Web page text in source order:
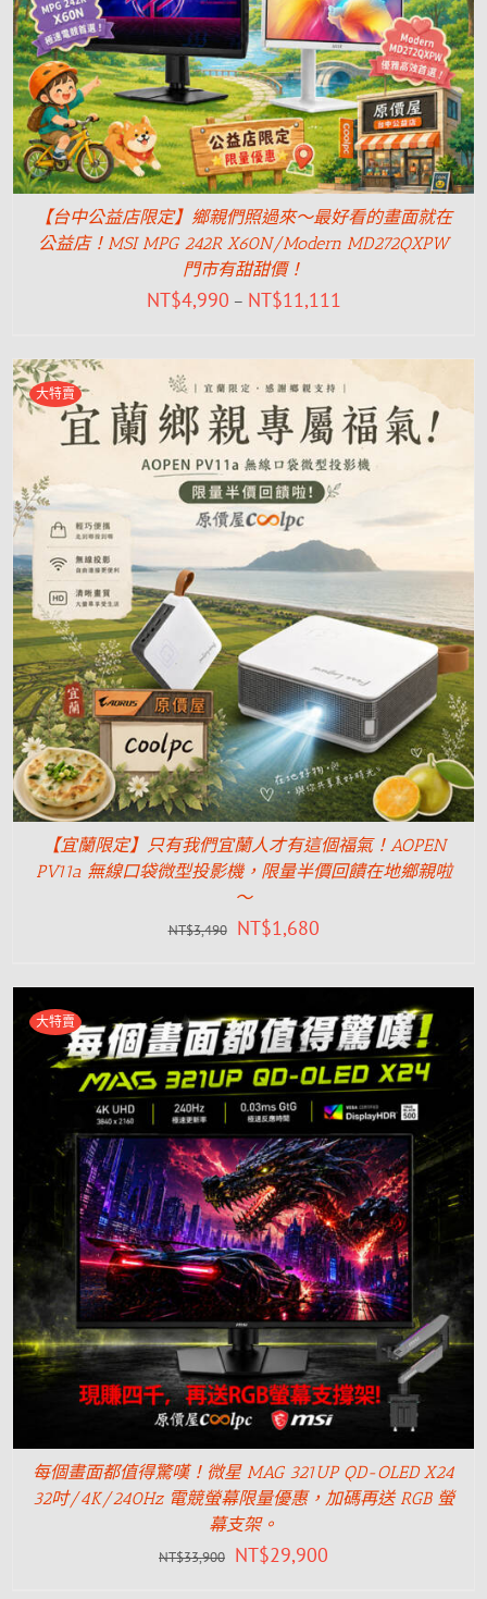
【台中公益店限定】鄉親們照過來～最好看的畫面就在
公益店！MSI MPG 242R X60N/Modern MD272QXPW
門市有甜甜價！
NT$4,990 – NT$11,111
大特賣
【宜蘭限定】只有我們宜蘭人才有這個福氣！AOPEN
PV11a 無線口袋微型投影機，限量半價回饋在地鄉親啦
～
NT$3,490 NT$1,680
大特賣
每個畫面都值得驚嘆！微星 MAG 321UP QD-OLED X24
32吋/4K/240Hz 電競螢幕限量優惠，加碼再送 RGB 螢
幕支架。
NT$33,900 NT$29,900